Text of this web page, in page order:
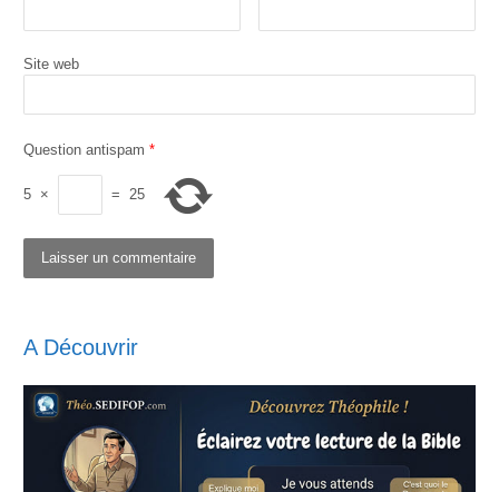
Site web
Question antispam *
5 × = 25
A Découvrir